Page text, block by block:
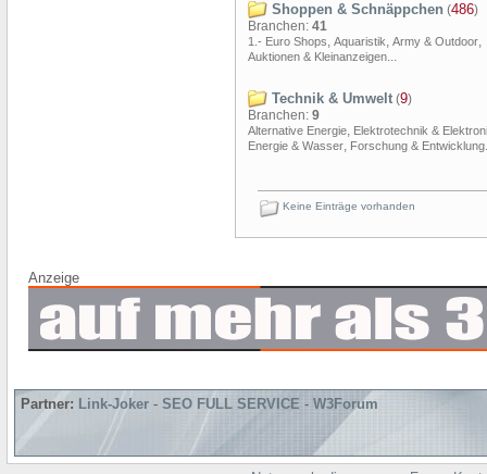
Shoppen & Schnäppchen (486)
Branchen: 41
1.- Euro Shops, Aquaristik, Army & Outdoor,
Auktionen & Kleinanzeigen...
Technik & Umwelt (9)
Branchen: 9
Alternative Energie, Elektrotechnik &
Energie & Wasser, Forschung & Entwicklung
Keine Einträge vorhanden
Anzeige
Partner: Link-Joker - SEO FULL SERVICE - W3Forum